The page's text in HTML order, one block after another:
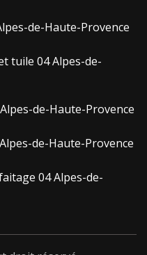
de-Haute-Provence
tuile 04 Alpes-de-
de-Haute-Provence
de-Haute-Provence
04 Alpes-de-